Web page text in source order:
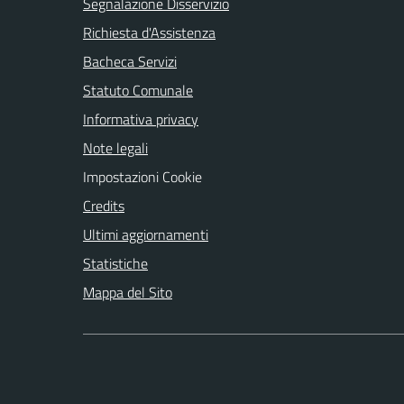
Richiesta d'Assistenza
Bacheca Servizi
Statuto Comunale
Informativa privacy
Note legali
Impostazioni Cookie
Credits
Ultimi aggiornamenti
Statistiche
Mappa del Sito